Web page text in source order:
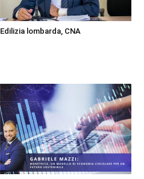
Edilizia lombarda, CNA